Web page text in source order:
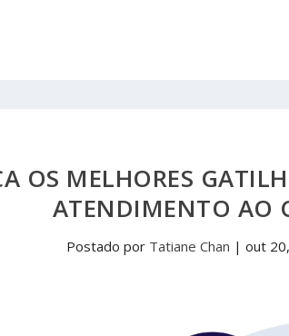
OS MELHORES
ATENDIMENTO AO
Postado por Tatiane Chan | out